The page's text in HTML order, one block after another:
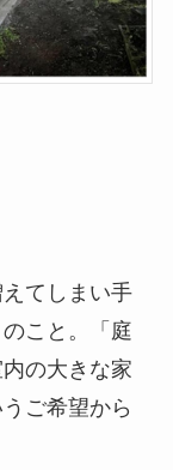
てしまい手
こと。「庭
の大きな家
ご希望から